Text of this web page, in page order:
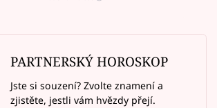
PARTNERSKÝ HOROSKOP
Jste si souzení? Zvolte znamení a
zjistěte, jestli vám hvězdy přejí.